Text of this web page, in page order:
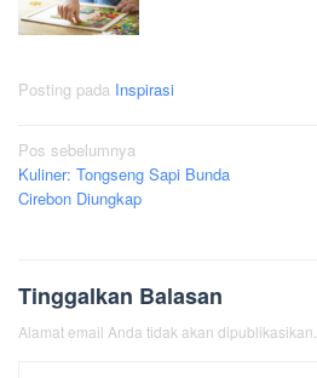
Posting pada Inspirasi
Navigasi
pos
Pos sebelumnya
Kuliner: Tongseng Sapi Bunda
Cirebon Diungkap
Tinggalkan Balasan
Alamat email Anda tidak akan dipublikasikan.